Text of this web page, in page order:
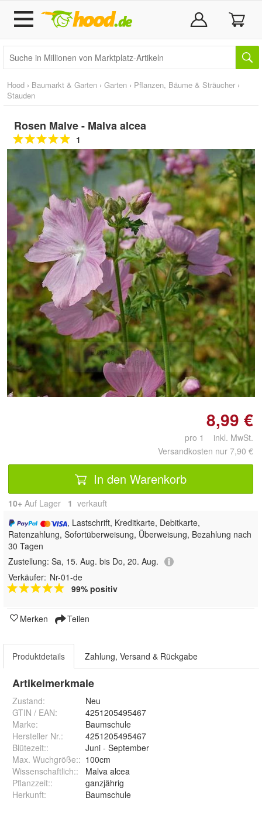
Hood › Baumarkt & Garten › Garten › Pflanzen, Bäume & Sträucher ›
Stauden
Rosen Malve - Malva alcea
1
Doppelt antippen zum
vergrößern
8,99 €
pro 1 inkl. MwSt.
Versandkosten nur 7,90 €
In den Warenkorb
10+ Auf Lager 1 verkauft
, Lastschrift, Kreditkarte, Debitkarte,
Ratenzahlung, Sofortüberweisung, Überweisung, Bezahlung nach
30 Tagen
Zustellung: Sa, 15. Aug. bis Do, 20. Aug.
Verkäufer: Nr-01-de
99% positiv
Merken Teilen
Produktdetails Zahlung, Versand & Rückgabe
Artikelmerkmale
Zustand:
Neu
GTIN / EAN:
4251205495467
Marke:
Baumschule
Hersteller Nr.:
4251205495467
Blütezeit::
Juni - September
Max. Wuchgröße:: 100cm
Wissenschaftlich::
Malva alcea
Pflanzzeit::
ganzjährig
Herkunft: Baumschule